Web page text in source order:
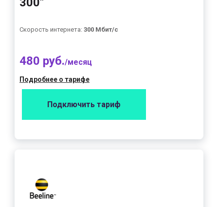
Скорость интернета: 300 Мбит/с
480 руб./месяц
Подробнее о тарифе
Подключить тариф